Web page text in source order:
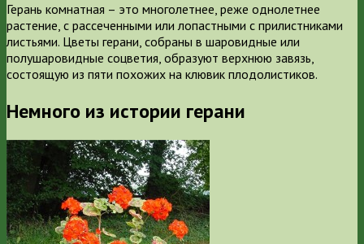
Герань комнатная – это многолетнее, реже однолетнее
растение, с рассеченными или лопастными с прилистниками
листьями. Цветы герани, собраны в шаровидные или
полушаровидные соцветия, образуют верхнюю завязь,
состоящую из пяти похожих на клювик плодолистиков.
Немного из истории герани